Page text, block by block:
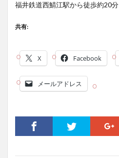
福井鉄道西鯖江駅から徒歩約20分
共有:
X Facebook
メールアドレス